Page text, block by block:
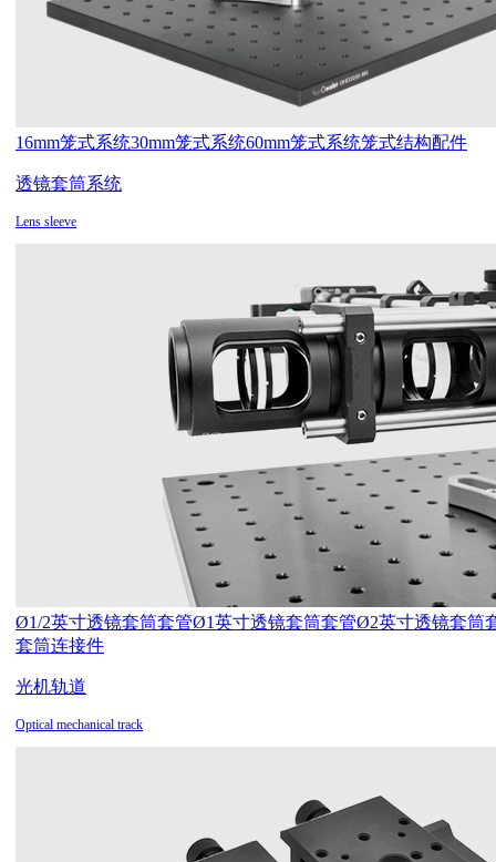
16mm笼式系统30mm笼式系统60mm笼式系统笼式结构配件
透镜套筒系统
Lens sleeve
Ø1/2英寸透镜套筒套管Ø1英寸透镜套筒套管Ø2英寸透镜套筒
套筒连接件
光机轨道
Optical mechanical track